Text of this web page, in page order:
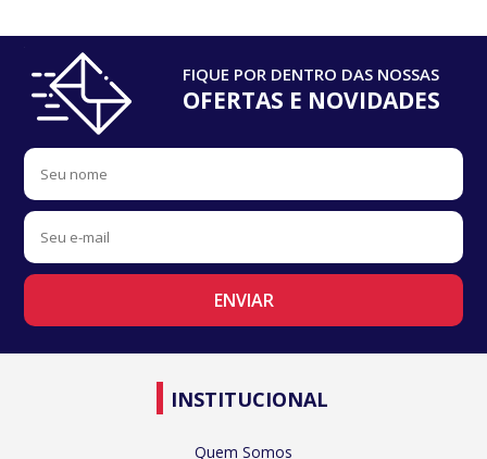
FIQUE POR DENTRO DAS NOSSAS
OFERTAS E NOVIDADES
INSTITUCIONAL
Quem Somos